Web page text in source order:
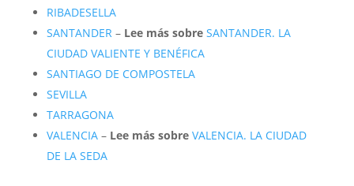
RIBADESELLA
SANTANDER– Lee más sobre SANTANDER. LA
CIUDAD VALIENTE Y BENÉFICA
SANTIAGO DE COMPOSTELA
SEVILLA
TARRAGONA
VALENCIA– Lee más sobre VALENCIA. LA CIUDAD
DE LA SEDA